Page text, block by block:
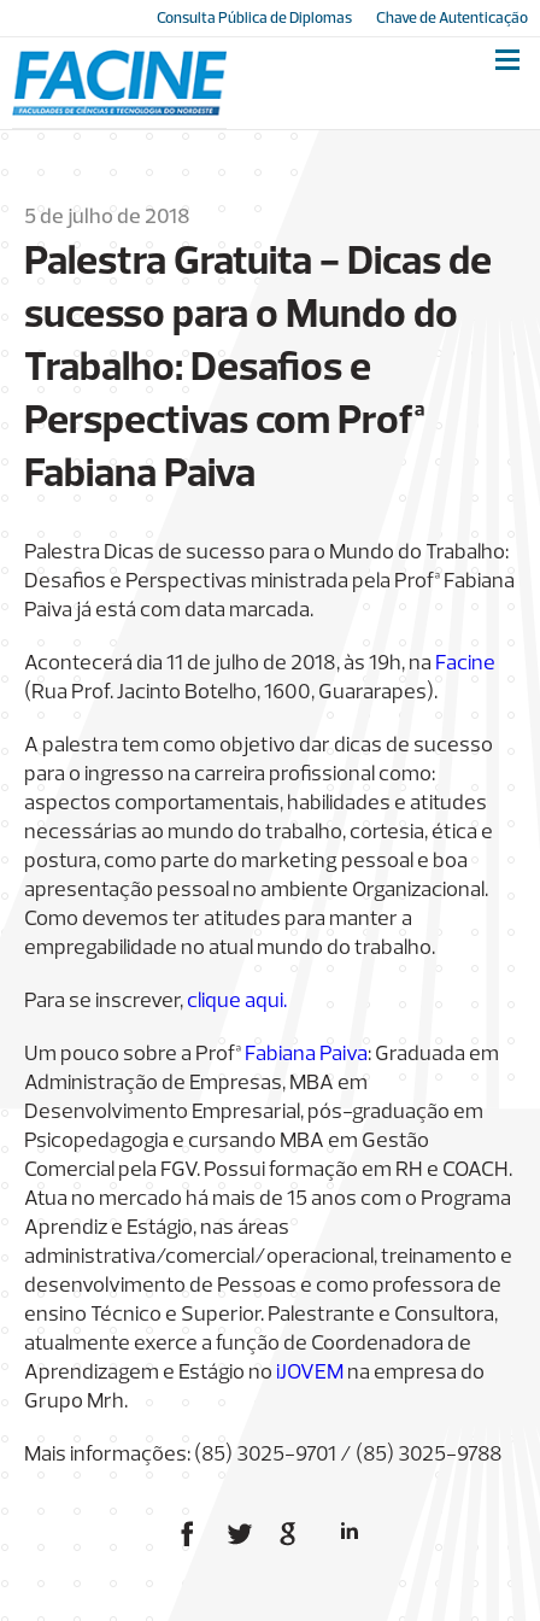
Consulta Pública de Diplomas Chave de Autenticação
5 de julho de 2018
Palestra Gratuita - Dicas de
sucesso para o Mundo do
Trabalho: Desafios e
Perspectivas com Profª
Fabiana Paiva
Palestra Dicas de sucesso para o Mundo do Trabalho:
Desafios e Perspectivas ministrada pela Profª Fabiana
Paiva já está com data marcada.
Acontecerá dia 11 de julho de 2018, às 19h, na Facine
(Rua Prof. Jacinto Botelho, 1600, Guararapes).
A palestra tem como objetivo dar dicas de sucesso
para o ingresso na carreira profissional como:
aspectos comportamentais, habilidades e atitudes
necessárias ao mundo do trabalho, cortesia, ética e
postura, como parte do marketing pessoal e boa
apresentação pessoal no ambiente Organizacional.
Como devemos ter atitudes para manter a
empregabilidade no atual mundo do trabalho.
Para se inscrever, clique aqui.
Um pouco sobre a Profª Fabiana Paiva: Graduada em
Administração de Empresas, MBA em
Desenvolvimento Empresarial, pós-graduação em
Psicopedagogia e cursando MBA em Gestão
Comercial pela FGV. Possui formação em RH e COACH.
Atua no mercado há mais de 15 anos com o Programa
Aprendiz e Estágio, nas áreas
administrativa/comercial/operacional, treinamento e
desenvolvimento de Pessoas e como professora de
ensino Técnico e Superior. Palestrante e Consultora,
atualmente exerce a função de Coordenadora de
Aprendizagem e Estágio no iJOVEM na empresa do
Grupo Mrh.
Mais informações: (85) 3025-9701 / (85) 3025-9788